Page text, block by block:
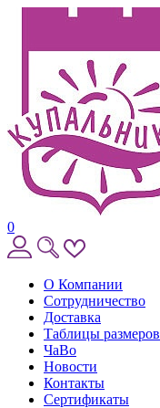
0
О Компании
Сотрудничество
Доставка
Таблицы размеров
ЧаВо
Новости
Контакты
Сертификаты